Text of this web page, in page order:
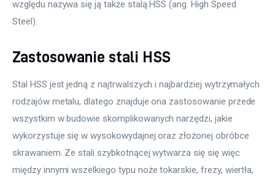
względu nazywa się ją także stalą HSS (ang. High Speed
Steel).
Zastosowanie stali HSS
Stal HSS jest jedną z najtrwalszych i najbardziej wytrzymałych
rodzajów metalu, dlatego znajduje ona zastosowanie przede
wszystkim w budowie skomplikowanych narzędzi, jakie
wykorzystuje się w wysokowydajnej oraz złożonej obróbce
skrawaniem. Ze stali szybkotnącej wytwarza się się więc
między innymi wszelkiego typu noże tokarskie, frezy, wiertła,